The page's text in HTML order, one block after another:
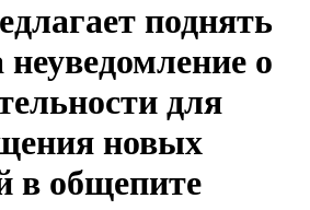
поднять
о
для
новых
в общепите